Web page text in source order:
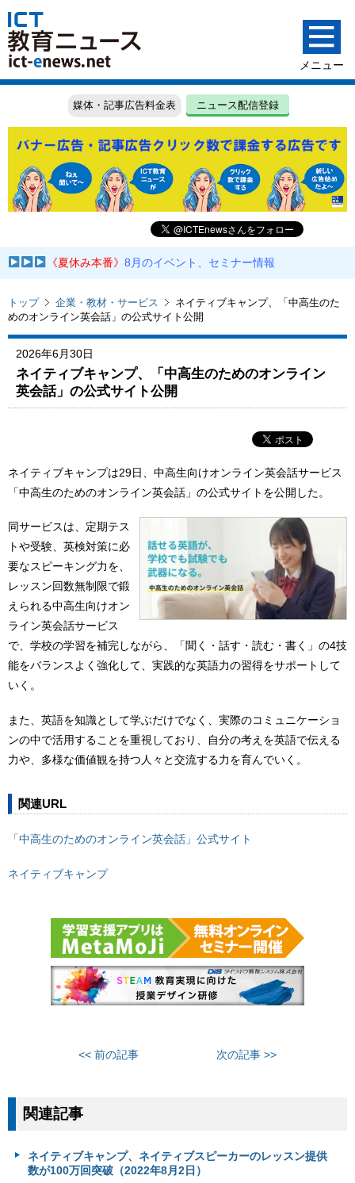
媒体・記事広告料金表 ニュース配信登録
《夏休み本番》8月のイベント、セミナー情報
トップ 企業・教材・サービス
ネイティブキャンプ、「中高生のた
めのオンライン英会話」の公式サイト公開
2026年6月30日
ネイティブキャンプ、「中高生のためのオンライン
英会話」の公式サイト公開
ネイティブキャンプは29日、中高生向けオンライン英会話サービス
「中高生のためのオンライン英会話」の公式サイトを公開した。
同サービスは、定期テス
トや受験、英検対策に必
要なスピーキング力を、
レッスン回数無制限で鍛
えられる中高生向けオン
ライン英会話サービス
で、学校の学習を補完しながら、「聞く・話す・読む・書く」の4技
能をバランスよく強化して、実践的な英語力の習得をサポートして
いく。
また、英語を知識として学ぶだけでなく、実際のコミュニケーショ
ンの中で活用することを重視しており、自分の考えを英語で伝える
力や、多様な価値観を持つ人々と交流する力を育んでいく。
関連URL
「中高生のためのオンライン英会話」公式サイト
ネイティブキャンプ
<< 前の記事 次の記事 >>
関連記事
ネイティブキャンプ、ネイティブスピーカーのレッスン提供
数が100万回突破（2022年8月2日）